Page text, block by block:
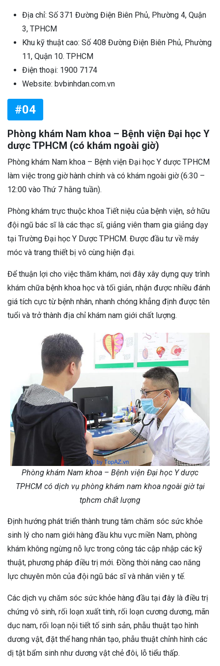
Địa chỉ: Số 371 Đường Điện Biên Phủ, Phường 4, Quận
3, TPHCM
Khu kỹ thuật cao: Số 408 Đường Điện Biên Phủ, Phường
11, Quận 10. TPHCM
Điện thoại: 1900 7174
Website: bvbinhdan.com.vn
#04
Phòng khám Nam khoa – Bệnh viện Đại học Y
dược TPHCM (có khám ngoài giờ)
Phòng khám Nam khoa – Bệnh viện Đại học Y dược TPHCM
làm việc trong giờ hành chính và có khám ngoài giờ (6:30 –
12:00 vào Thứ 7 hằng tuần).
Phòng khám trực thuộc khoa Tiết niệu của bệnh viện, sở hữu
đội ngũ bác sĩ là các thạc sĩ, giảng viên tham gia giảng dạy
tại Trường Đại học Y Dược TPHCM. Được đầu tư về máy
móc và trang thiết bị vô cùng hiện đại.
Để thuận lợi cho việc thăm khám, nơi đây xây dựng quy trình
khám chữa bệnh khoa học và tối giản, nhận được nhiều đánh
giá tích cực từ bệnh nhân, nhanh chóng khẳng định được tên
tuổi và trở thành địa chỉ khám nam giới chất lượng.
Phòng khám Nam khoa – Bệnh viện Đại học Y dược
TPHCM có dịch vụ phòng khám nam khoa ngoài giờ tại
tphcm chất lượng
Định hướng phát triển thành trung tâm chăm sóc sức khỏe
sinh lý cho nam giới hàng đầu khu vực miền Nam, phòng
khám không ngừng nỗ lực trong công tác cập nhập các kỹ
thuật, phương pháp điều trị mới. Đồng thời nâng cao năng
lực chuyên môn của đội ngũ bác sĩ và nhân viên y tế.
Các dịch vụ chăm sóc sức khỏe hàng đầu tại đây là điều trị
chứng vô sinh, rối loạn xuất tinh, rối loạn cương dương, mãn
dục nam, rối loạn nội tiết tố sinh sản, phẫu thuật tạo hình
dương vật, đặt thể hang nhân tạo, phẫu thuật chỉnh hình các
dị tật bẩm sinh như dương vật chẻ đôi, lỗ tiểu thấp.